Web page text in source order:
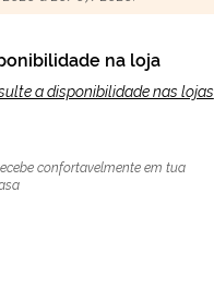
na loja
a disponibilidade nas lojas
confortavelmente em tua